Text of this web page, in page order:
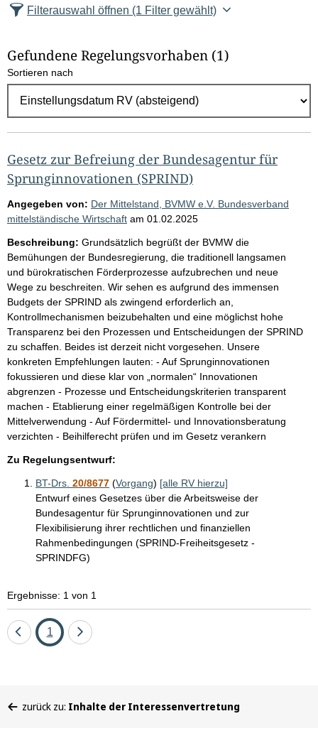
l
E
g
e
b
n
i
s
s
e
p
r
o
S
e
i
t
e
Filterauswahl öffnen (1 Filter gewählt)
Gefundene Regelungsvorhaben (1)
Sortieren nach
Gesetz zur Befreiung der Bundesagentur für
Sprunginnovationen (SPRIND)
Angegeben von: Der Mittelstand, BVMW e.V. Bundesverband
mittelständische Wirtschaft am 01.02.2025
Beschreibung: Grundsätzlich begrüßt der BVMW die
Bemühungen der Bundesregierung, die traditionell langsamen
und bürokratischen Förderprozesse aufzubrechen und neue
Wege zu beschreiten. Wir sehen es aufgrund des immensen
Budgets der SPRIND als zwingend erforderlich an,
Kontrollmechanismen beizubehalten und eine möglichst hohe
Transparenz bei den Prozessen und Entscheidungen der SPRIND
zu schaffen. Beides ist derzeit nicht vorgesehen. Unsere
konkreten Empfehlungen lauten: - Auf Sprunginnovationen
fokussieren und diese klar von „normalen“ Innovationen
abgrenzen - Prozesse und Entscheidungskriterien transparent
machen - Etablierung einer regelmäßigen Kontrolle bei der
Mittelverwendung - Auf Fördermittel- und Innovationsberatung
verzichten - Beihilferecht prüfen und im Gesetz verankern
Zu Regelungsentwurf:
BT-Drs. 20/8677 (Vorgang) [alle RV hierzu]
Entwurf eines Gesetzes über die Arbeitsweise der
Bundesagentur für Sprunginnovationen und zur
Flexibilisierung ihrer rechtlichen und finanziellen
Rahmenbedingungen (SPRIND-Freiheitsgesetz -
SPRINDFG)
Ergebnisse: 1 von 1
EineSeite
1
Eine
befinden
zurück zu: Inhalte der Interessenvertretung